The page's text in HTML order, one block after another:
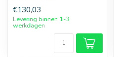
€130,03
Levering binnen 1-3
werkdagen